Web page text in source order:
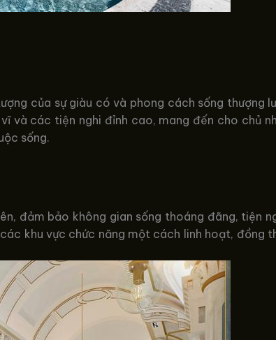
của sự giàu có và phong cách sống thượng
và các tiện nghi đỉnh cao, mang đến cho chủ
sống.
đảm bảo không gian sống thoáng đãng, tiện
khu vực chức năng một cách linh hoạt, đồng